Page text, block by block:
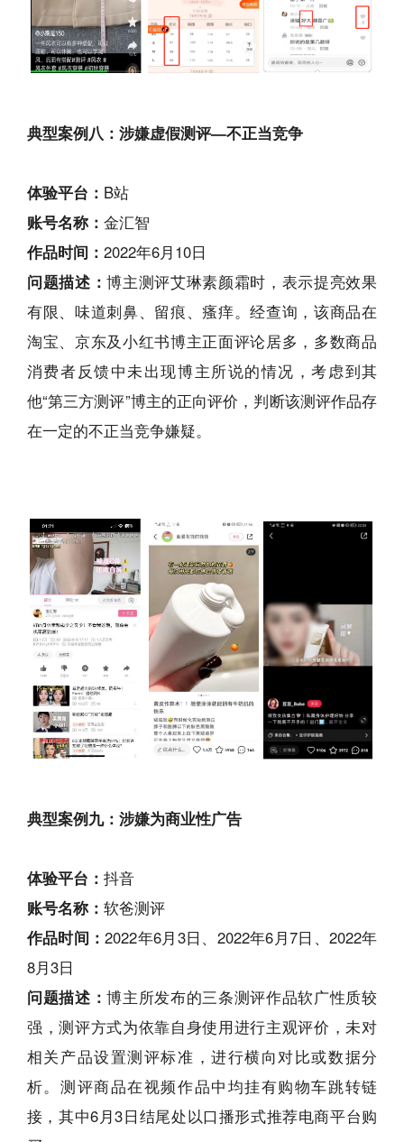
典型案例八：涉嫌虚假测评—不正当竞争
体验平台： B站
账号名称： 金汇智
作品时间： 2022年6月10日
问题描述：博主测评艾琳素颜霜时，表示提亮效果
有限、味道刺鼻、留痕、瘙痒。经查询，该商品在
淘宝、京东及小红书博主正面评论居多，多数商品
消费者反馈中未出现博主所说的情况，考虑到其
他“第三方测评”博主的正向评价，判断该测评作品存
在一定的不正当竞争嫌疑。
典型案例九：涉嫌为商业性广告
体验平台： 抖音
账号名称： 软爸测评
作品时间：2022年6月3日、2022年6月7日、2022年
8月3日
问题描述：博主所发布的三条测评作品软广性质较
强，测评方式为依靠自身使用进行主观评价，未对
相关产品设置测评标准，进行横向对比或数据分
析。测评商品在视频作品中均挂有购物车跳转链
接，其中6月3日结尾处以口播形式推荐电商平台购